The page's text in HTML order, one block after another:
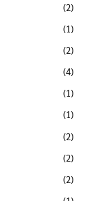
(2)
(1)
(2)
(4)
(1)
(1)
(2)
(2)
(2)